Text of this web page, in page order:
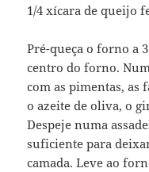
1/4 xícara de queijo
Pré-queça o forno a
centro do forno.
com as pimentas, as
o azeite de oliva, o
Despeje numa
suficiente para
camada. Leve ao